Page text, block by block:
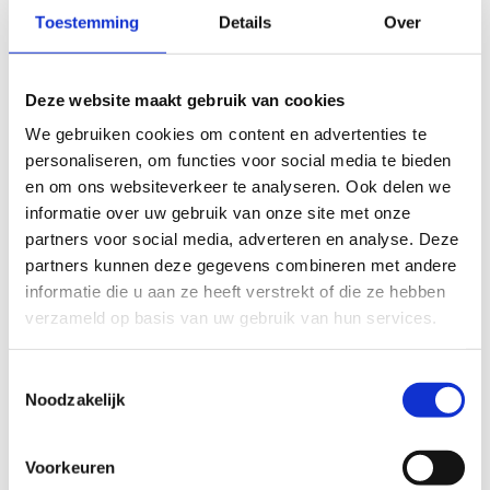
Toestemming Details Over
Deze website maakt gebruik van cookies
We gebruiken cookies om content en advertenties te
personaliseren, om functies voor social media te bieden
en om ons websiteverkeer te analyseren. Ook delen we
informatie over uw gebruik van onze site met onze
partners voor social media, adverteren en analyse. Deze
partners kunnen deze gegevens combineren met andere
informatie die u aan ze heeft verstrekt of die ze hebben
verzameld op basis van uw gebruik van hun services.
Noodzakelijk
Voorkeuren
werkt, is er tevens een vergoeding voor de infrastructuur.
Vicino maakt directe afspraken met de zorgverzekeraars voor
hiermee de huisartsen. De administratieve taken voor de
huisartsenpraktijk zijn hierdoor laag.
Soms heeft de huisarts behoefte aan advies uit de tweedelijns